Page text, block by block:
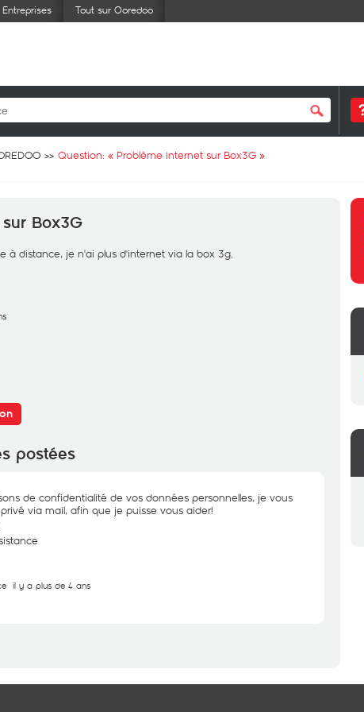
Entreprises Tout sur Ooredoo
Question: « Problème internet sur Box3G »
Box3G
à distance, je n'ai plus d'internet via la box 3g.
postées
de confidentialité de vos données personnelles, je vous
via mail, afin que je puisse vous aider!
il y a plus de 4 ans